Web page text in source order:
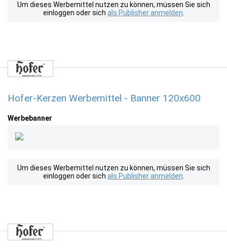
Um dieses Werbemittel nutzen zu können, müssen Sie sich
einloggen oder sich als Publisher anmelden
Hofer-Kerzen Werbemittel - Banner 120x600
Werbebanner
Um dieses Werbemittel nutzen zu können, müssen Sie sich
einloggen oder sich als Publisher anmelden